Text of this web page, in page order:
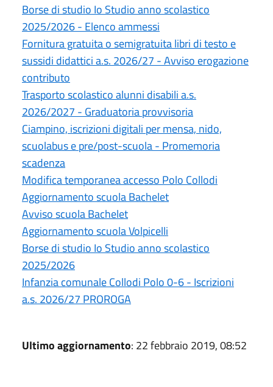
Borse di studio Io Studio anno scolastico
2025/2026 - Elenco ammessi
Fornitura gratuita o semigratuita libri di testo e
sussidi didattici a.s. 2026/27 - Avviso erogazione
contributo
Trasporto scolastico alunni disabili a.s.
2026/2027 - Graduatoria provvisoria
Ciampino, iscrizioni digitali per mensa, nido,
scuolabus e pre/post-scuola - Promemoria
scadenza
Modifica temporanea accesso Polo Collodi
Aggiornamento scuola Bachelet
Avviso scuola Bachelet
Aggiornamento scuola Volpicelli
Borse di studio Io Studio anno scolastico
2025/2026
Infanzia comunale Collodi Polo 0-6 - Iscrizioni
a.s. 2026/27 PROROGA
Ultimo aggiornamento: 22 febbraio 2019, 08:52